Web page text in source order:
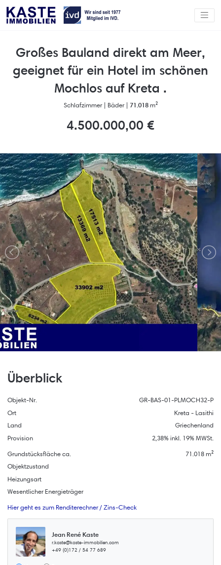
Großes Bauland direkt am Meer,
geeignet für ein Hotel im schönen
Mochlos auf Kreta .
Schlafzimmer | Bäder | 71.018m²
4.500.000,00 €
Überblick
Objekt-Nr.
GR-BAS-01-PLMOCH32-P
Ort
Kreta - Lasithi
Land
Griechenland
Provision
2,38% inkl. 19% MWSt.
Grundstücksfläche ca.
71.018 m²
Objektzustand
Heizungsart
Wesentlicher Energieträger
Hier geht es zum Renditerechner / Zins-Check
Jean René Kaste
r.kaste@kaste-immobilien.com
+49 (0)172 / 54 77 689